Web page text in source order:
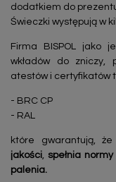
dodatkiem do
Świeczki występują w
Firma BISPOL jako
wkładów do zniczy,
atestów i certyfikatów
- BRC CP
- RAL
które gwarantują,
jakości,spełnia
palenia.